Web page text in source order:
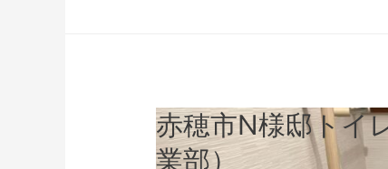
赤穂市N様邸トイ
業部）